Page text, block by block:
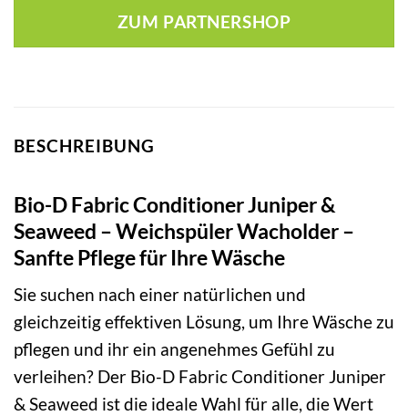
ZUM PARTNERSHOP
BESCHREIBUNG
Bio-D Fabric Conditioner Juniper &
Seaweed – Weichspüler Wacholder –
Sanfte Pflege für Ihre Wäsche
Sie suchen nach einer natürlichen und
gleichzeitig effektiven Lösung, um Ihre Wäsche zu
pflegen und ihr ein angenehmes Gefühl zu
verleihen? Der Bio-D Fabric Conditioner Juniper
& Seaweed ist die ideale Wahl für alle, die Wert